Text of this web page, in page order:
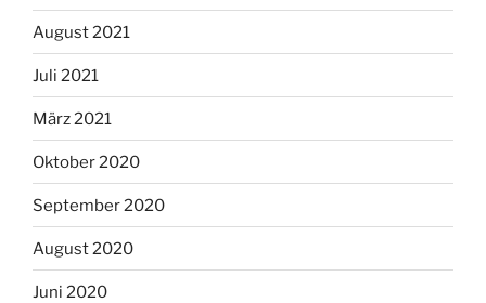
August 2021
Juli 2021
März 2021
Oktober 2020
September 2020
August 2020
Juni 2020